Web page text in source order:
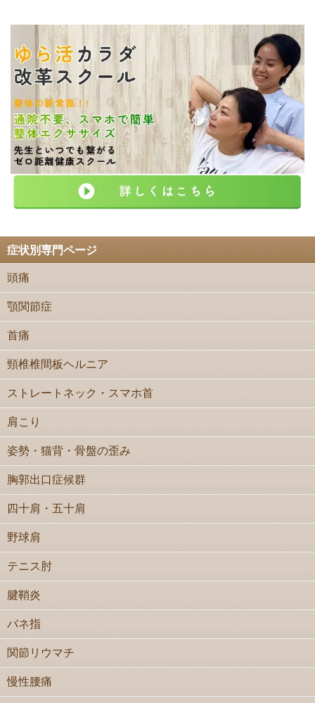
症状別専門ページ
頭痛
顎関節症
首痛
頸椎椎間板ヘルニア
ストレートネック・スマホ首
肩こり
姿勢・猫背・骨盤の歪み
胸郭出口症候群
四十肩・五十肩
野球肩
テニス肘
腱鞘炎
バネ指
関節リウマチ
慢性腰痛